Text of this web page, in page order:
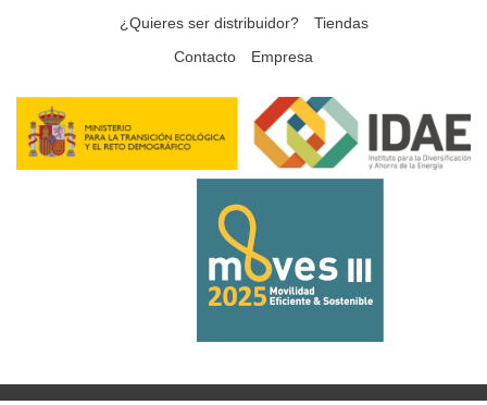
¿Quieres ser distribuidor?
Tiendas
Contacto
Empresa